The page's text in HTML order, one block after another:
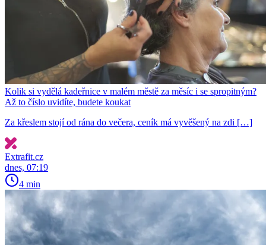
Kolik si vydělá kadeřnice v malém městě za měsíc i se spropitným?
Až to číslo uvidíte, budete koukat
Za křeslem stojí od rána do večera, ceník má vyvěšený na zdi […]
Extrafit.cz
dnes, 07:19
4 min